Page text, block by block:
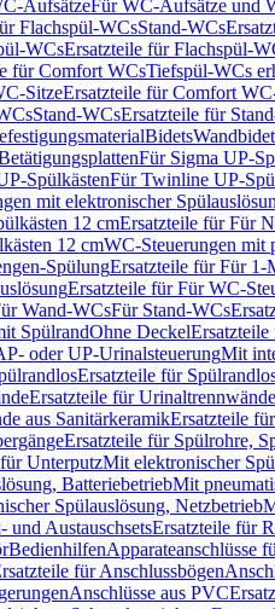
AufsätzeFür WC-Aufsätze und
Flachspül-WCsStand-WCs
WCsErsatzteile für Flachspül-
für Comfort WCsTiefspül-WCs
SitzeErsatzteile für Comfort
Stand-WCsErsatzteile für
Bidets
Für Sigma UP-
SpülkästenFür Twinline UP-
mit elektronischer
12 cmErsatzteile für Für
12 cmWC-Steuerungen mit
SpülungErsatzteile für Für 1-
Ersatzteile für Für WC-
Wand-WCsFür Stand-WCs
SpülrandOhne Deckel
oder UP-UrinalsteuerungMit
Ersatzteile für
Ersatzteile für Urinaltrennwände
aus SanitärkeramikErsatzteile
Ersatzteile für Spülrohre,
UnterputzMit elektronischer
BatteriebetriebMit
Spülauslösung, Netzbetrieb
und AustauschsetsErsatzteile für
BedienhilfenApparateanschlüsse
für Anschlussbögen
Anschlüsse aus PVC